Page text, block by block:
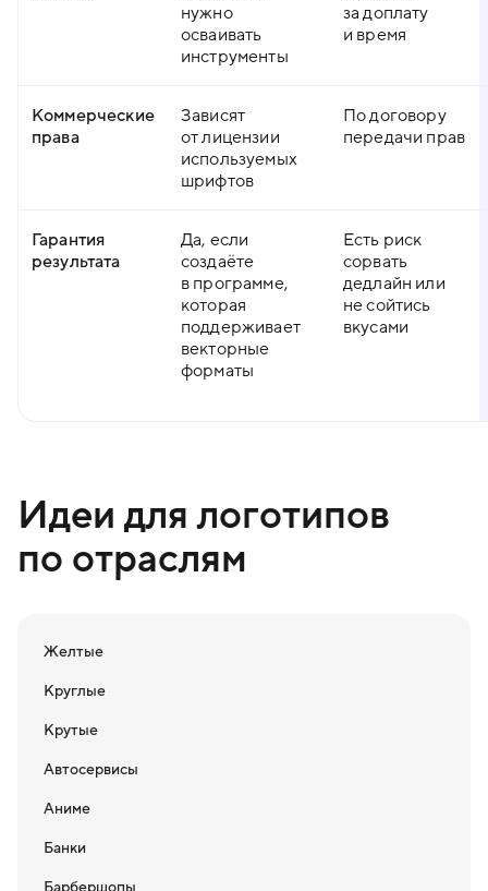
нужно
осваивать
инструменты
за доплату
и время
Коммерческие
права
Зависят
от лицензии
используемых
шрифтов
По договору
передачи прав
Гарантия
результата
Да, если
создаёте
в программе,
которая
поддерживает
векторные
форматы
Есть риск
сорвать
дедлайн или
не сойтись
вкусами
Идеи для логотипов
по отраслям
Желтые
Круглые
Крутые
Автосервисы
Аниме
Банки
Барбершопы